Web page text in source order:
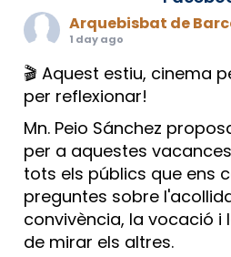
Arquebisbat de
1 day ago
🎬 Aquest estiu, cinema
per reflexionar!
Mn. Peio Sánchez
per a aquestes
tots els públics que ens
preguntes sobre
convivència, la vocació i
de mirar els altres.